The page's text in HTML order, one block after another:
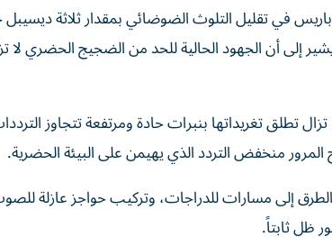
في تقليل التلوث الضوضائي بمقدار ثلاثة ديسيبل
إلى أن الجهود الحالية للحد من الضجيج الحضري
تطلق تغريداتها بنبرات حادة ومرتفعة تتجاوز
منخفض التردد الذي يهيمن على البيئة الحضرية.
إلى مسارات للدراجات، وتركيب حواجز عازلة
ظل ثابتاً.